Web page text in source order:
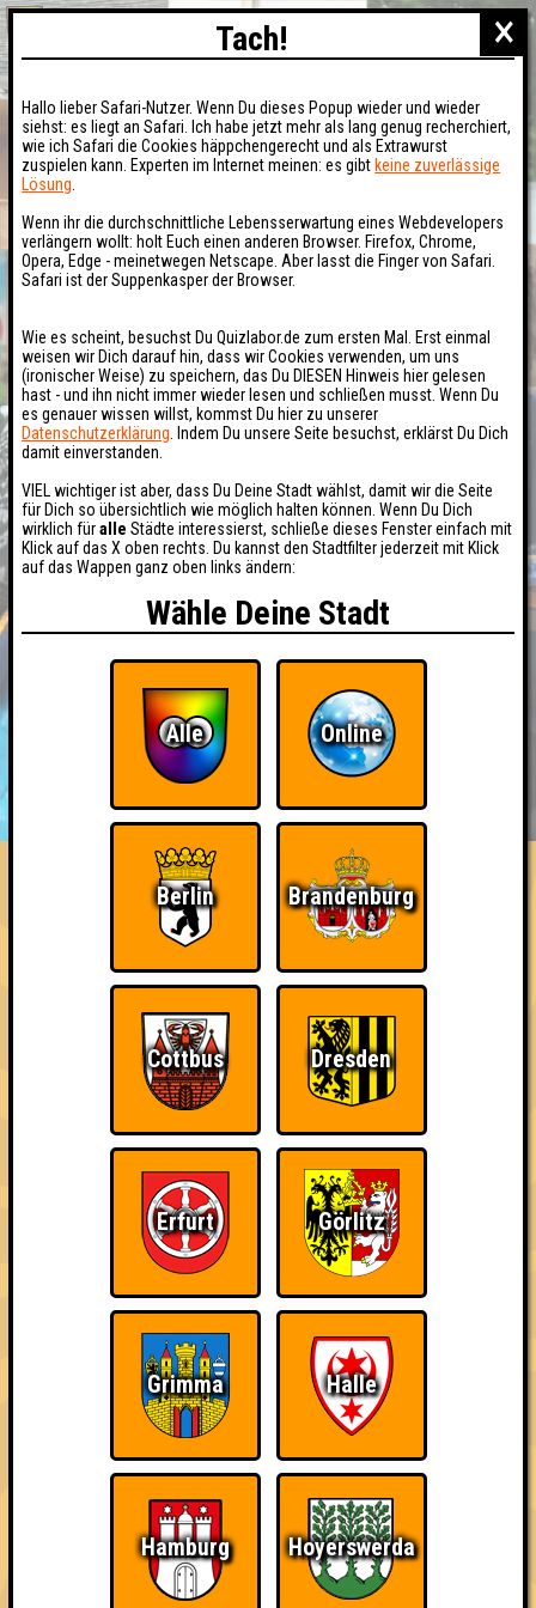
RESERVIERUNG
ÜBER UNS
QUIZLABOR Weimar #3
Aller guten Dinge sind DreiMar · 15.06.2026 · Mascha
Punkte Angemeldete Teams
×
Tach!
Hallo lieber Safari-Nutzer. Wenn Du dieses Popup wieder und wieder
siehst: es liegt an Safari. Ich habe jetzt mehr als lang genug recherchiert,
wie ich Safari die Cookies häppchengerecht und als Extrawurst
zuspielen kann. Experten im Internet meinen: es gibt keine zuverlässige
Lösung
Wenn ihr die durchschnittliche Lebensserwartung eines Webdevelopers
verlängern wollt: holt Euch einen anderen Browser. Firefox, Chrome,
Opera, Edge - meinetwegen Netscape. Aber lasst die Finger von Safari.
Safari ist der Suppenkasper der Browser.
Wie es scheint, besuchst Du Quizlabor.de zum ersten Mal. Erst einmal
weisen wir Dich darauf hin, dass wir Cookies verwenden, um uns
(ironischer Weise) zu speichern, das Du DIESEN Hinweis hier gelesen
hast - und ihn nicht immer wieder lesen und schließen musst. Wenn Du
es genauer wissen willst, kommst Du hier zu unserer
Datenschutzerklärung . Indem Du unsere Seite besuchst, erklärst Du Dich
damit einverstanden.
VIEL wichtiger ist aber, dass Du Deine Stadt wählst, damit wir die Seite
für Dich so übersichtlich wie möglich halten können. Wenn Du Dich
wirklich füralle Städte interessierst, schließe dieses Fenster einfach mit
Klick auf das X oben rechts. Du kannst den Stadtfilter jederzeit mit Klick
auf das Wappen ganz oben links ändern:
Wähle Deine Stadt
Alle Online
Berlin Brandenburg
Cottbus Dresden
Erfurt Görlitz
Grimma Halle
Hamburg Hoyerswerda